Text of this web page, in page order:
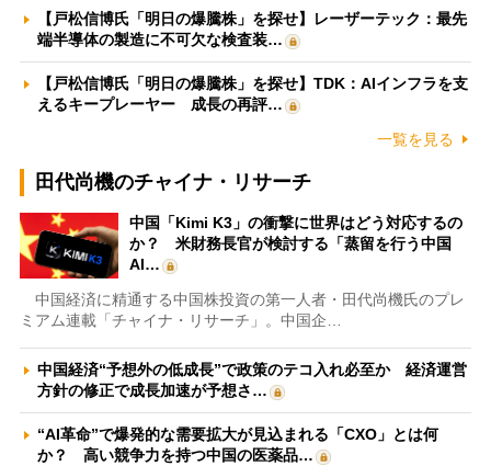
【戸松信博氏「明日の爆騰株」を探せ】レーザーテック：最先
端半導体の製造に不可欠な検査装…
【戸松信博氏「明日の爆騰株」を探せ】TDK：AIインフラを支
えるキープレーヤー 成長の再評…
一覧を見る
田代尚機のチャイナ・リサーチ
中国「Kimi K3」の衝撃に世界はどう対応するの
か？ 米財務長官が検討する「蒸留を行う中国
AI…
中国経済に精通する中国株投資の第一人者・田代尚機氏のプレ
ミアム連載「チャイナ・リサーチ」。中国企…
中国経済“予想外の低成長”で政策のテコ入れ必至か 経済運営
方針の修正で成長加速が予想さ…
“AI革命”で爆発的な需要拡大が見込まれる「CXO」とは何
か？ 高い競争力を持つ中国の医薬品…